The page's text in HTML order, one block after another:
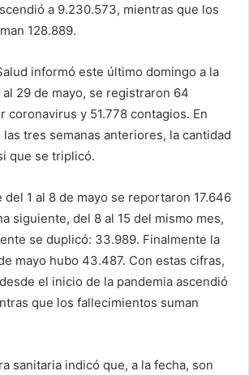
a 9.230.573, mientras que los
128.889.
informó este último domingo a la
29 de mayo, se registraron 64
coronavirus y 51.778 contagios. En
tres semanas anteriores, la cantidad
que se triplicó.
1 al 8 de mayo se reportaron 17.646
siguiente, del 8 al 15 del mismo mes,
se duplicó: 33.989. Finalmente la
mayo hubo 43.487. Con estas cifras,
el inicio de la pandemia ascendió
que los fallecimientos suman
sanitaria indicó que, a la fecha, son